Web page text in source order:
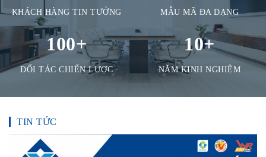
KHÁCH HÀNG TIN TƯỞNG MẪU MÃ ĐA DẠNG
100+
ĐỐI TÁC CHIẾN LƯỢC
10+
NĂM KINH NGHIỆM
TIN TỨC